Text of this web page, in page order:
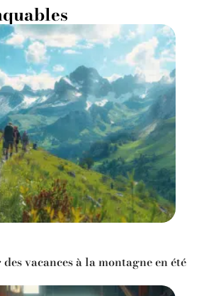
vacances à la montagne en été